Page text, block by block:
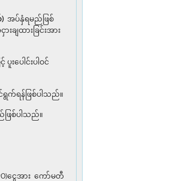
)အပ်နှံရမည်ဖြစ်
ျထားခြင်းအား
ပေါင်းပါဝင်
ရွက်ရန်ဖြစ်ပါသည်။
ဖြစ်ပါသည်။
ငွေအား ကော်မတီ